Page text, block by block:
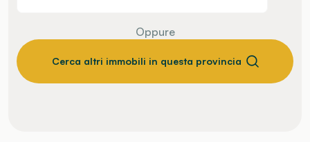
Oppure
Cerca altri immobili in questa provincia